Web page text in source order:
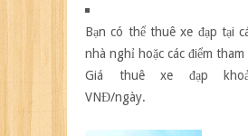
Bạn có thể thuê xe đạp tại
nhà nghỉ hoặc các điểm
Giá thuê xe đạp
VNĐ/ngày.